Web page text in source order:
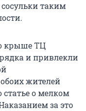
таким
крыше ТЦ
и привлекли
жителей
статье о мелком
за это